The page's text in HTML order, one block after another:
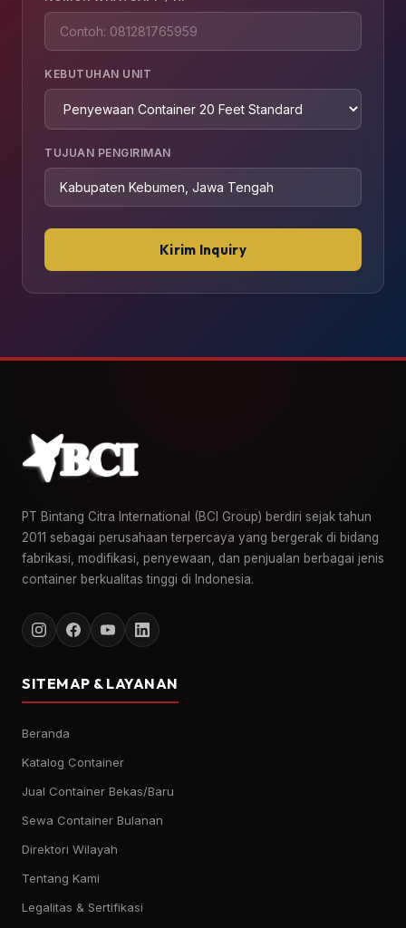
KEBUTUHAN UNIT
TUJUAN PENGIRIMAN
Kirim Inquiry
PT Bintang Citra International (BCI Group) berdiri sejak tahun
2011 sebagai perusahaan terpercaya yang bergerak di bidang
fabrikasi, modifikasi, penyewaan, dan penjualan berbagai jenis
container berkualitas tinggi di Indonesia.
SITEMAP & LAYANAN
Beranda
Katalog Container
Jual Container Bekas/Baru
Sewa Container Bulanan
Direktori Wilayah
Tentang Kami
Legalitas & Sertifikasi